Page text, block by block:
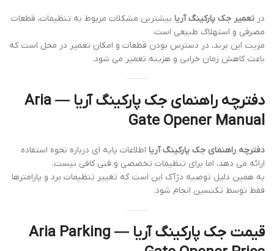
در تعمیر جک پارکینگ آریا بیشترین مشکلات مربوط به تنظیمات، قطعات
مصرفی و استهلاک طبیعی است.
مزیت این برند، در دسترس بودن قطعات و امکان تعمیر در محل است که
باعث کاهش زمان خرابی و هزینه تعمیر می شود.
دفترچه راهنمای جک پارکینگ آریا — Aria
Gate Opener Manual
دفترچه راهنمای جک پارکینگ آریا اطلاعات پایه ای درباره نحوه استفاده
ارائه می دهد، اما برای تنظیمات تخصصی و فنی کافی نیست.
به همین دلیل توصیه دژآک این است که تغییر تنظیمات برد و پارامترها
فقط توسط تکنسین انجام شود.
قیمت جک پارکینگ آریا — Aria Parking